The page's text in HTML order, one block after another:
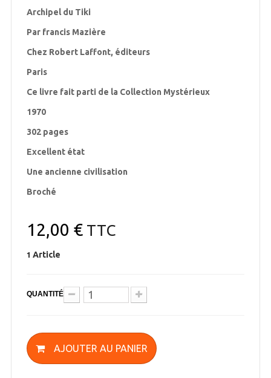
Archipel du Tiki
Par francis Mazière
Chez Robert Laffont, éditeurs
Paris
Ce livre fait parti de la Collection Mystérieux
1970
302 pages
Excellent état
Une ancienne civilisation
Broché
12,00 €TTC
1 Article
QUANTITÉ
AJOUTER AU PANIER